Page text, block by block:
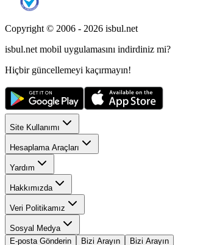
Copyright © 2006 - 2026 isbul.net
isbul.net mobil uygulamasını indirdiniz mi?
Hiçbir güncellemeyi kaçırmayın!
Site Kullanımı
Hesaplama Araçları
Yardım
Hakkımızda
Veri Politikamız
Sosyal Medya
E-posta Gönderin
Bizi Arayın Bizi Arayın